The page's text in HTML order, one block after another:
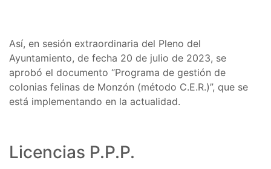
Así, en sesión extraordinaria del Pleno del
Ayuntamiento, de fecha 20 de julio de 2023, se
aprobó el documento “Programa de gestión de
colonias felinas de Monzón (método C.E.R.)”, que se
está implementando en la actualidad.
Licencias P.P.P.